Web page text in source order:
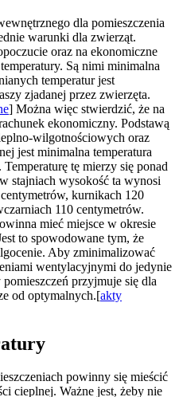
dla pomieszczenia
warunki dla zwierząt.
oraz na ekonomiczne
Są nimi minimalna
temperatur jest
zjadanej przez zwierzęta.
] Można więc stwierdzić, że na
ekonomiczny. Podstawą
wilgotnościowych oraz
jest minimalna temperatura
tę mierzy się ponad
stajniach wysokość ta wynosi
kurnikach 120
110 centymetrów.
mieć miejsce w okresie
to spowodowane tym, że
Aby zminimalizować
wentylacyjnymi do jedynie
przyjmuje się dla
od optymalnych.[akty
powinny się mieścić
cieplnej. Ważne jest, żeby nie